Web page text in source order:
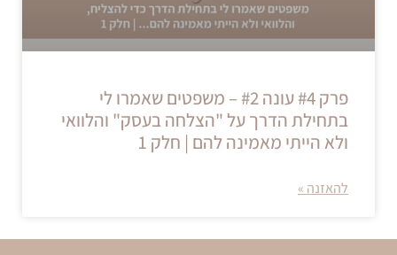
פרק #4 עונה #2 – משפטים שאמרו לי
בתחילת הדרך על "הצלחה בעסק" והלוואי
ולא הייתי מאמינה להם | חלק 1
להאזנה »